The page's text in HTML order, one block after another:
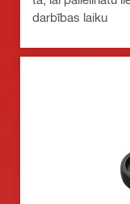
darbības laiku